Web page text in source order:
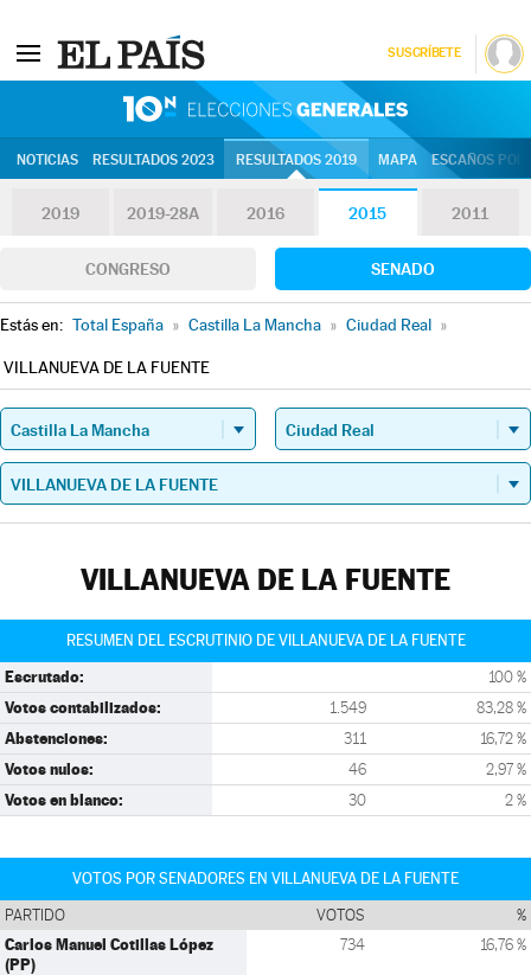
SUSCRÍBETE
NOTICIAS RESULTADOS 2023 RESULTADOS 2019 MAPA ESCAÑOS
2019 2019-28A 2016 2015 2011
CONGRESO SENADO
Estás en: Total España » Castilla La Mancha » Ciudad Real »
VILLANUEVA DE LA FUENTE
VILLANUEVA DE LA FUENTE
RESUMEN DEL ESCRUTINIO DE VILLANUEVA DE LA FUENTE
Escrutado: 100 %
Votos contabilizados: 1.549 83,28 %
Abstenciones: 311 16,72 %
Votos nulos: 46 2,97 %
Votos en blanco: 30 2 %
VOTOS POR SENADORES EN VILLANUEVA DE LA FUENTE
PARTIDO VOTOS %
Carlos Manuel Cotillas López
(PP)
734 16,76 %